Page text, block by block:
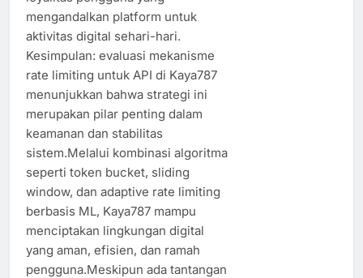
mengandalkan platform untuk
aktivitas digital sehari-hari.
Kesimpulan: evaluasi mekanisme
rate limiting untuk API di Kaya787
menunjukkan bahwa strategi ini
merupakan pilar penting dalam
keamanan dan stabilitas
sistem.Melalui kombinasi algoritma
seperti token bucket, sliding
window, dan adaptive rate limiting
berbasis ML, Kaya787 mampu
menciptakan lingkungan digital
yang aman, efisien, dan ramah
pengguna.Meskipun ada tantangan